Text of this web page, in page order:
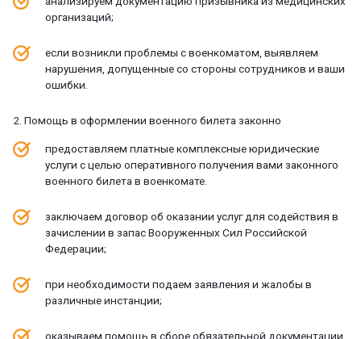
организаций;
если возникли проблемы с военкоматом, выявляем
нарушения, допущенные со стороны сотрудников и ваши
ошибки.
2. Помощь в оформлении военного билета законно
предоставляем платные комплексные юридические
услуги с целью оперативного получения вами законного
военного билета в военкомате.
заключаем договор об оказании услуг для содействия в
зачислении в запас Вооруженных Сил Российской
Федерации;
при необходимости подаем заявления и жалобы в
различные инстанции;
оказываем помощь в сборе обязательной документации